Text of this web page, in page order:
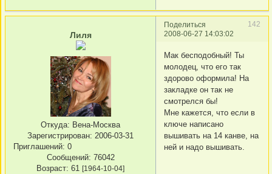
Поделиться
142
2008-06-27 14:03:02
Лиля
Откуда: Вена-Москва
Зарегистрирован: 2006-03-31
Приглашений: 0
Сообщений: 76042
Возраст: 61 [1964-10-04]
Мак бесподобный! Ты
молодец, что его так
здорово оформила! На
закладке он так не
смотрелся бы!
Мне кажется, что если в
ключе написано
вышивать на 14 канве, на
ней и надо вышивать.